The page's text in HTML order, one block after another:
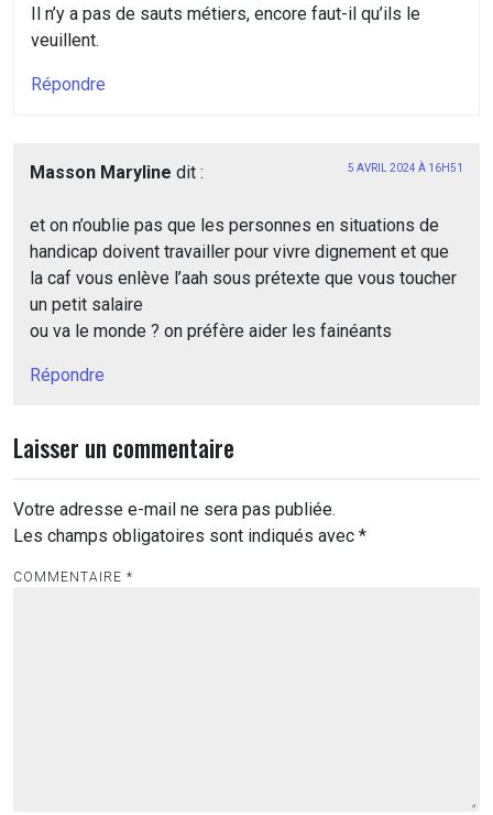
Il n’y a pas de sauts métiers, encore faut-il qu’ils le
veuillent.
Répondre
Masson Maryline dit : 5 AVRIL 2024 À 16H51
et on n’oublie pas que les personnes en situations de
handicap doivent travailler pour vivre dignement et que
la caf vous enlève l’aah sous prétexte que vous toucher
un petit salaire
ou va le monde ? on préfère aider les fainéants
Répondre
Laisser un commentaire
Votre adresse e-mail ne sera pas publiée.
Les champs obligatoires sont indiqués avec *
COMMENTAIRE *